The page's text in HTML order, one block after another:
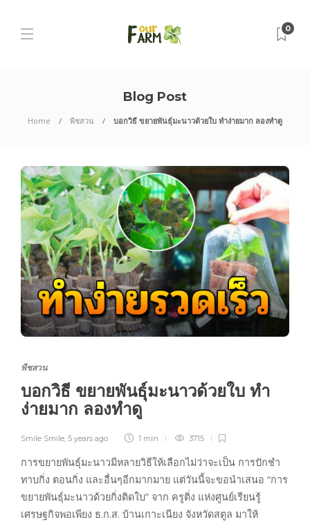
0
Blog Post
Home พืชสวน บอกวิธี ขยายพันธุ์มะนาวด้วยใบ ทำง่ายมาก ลองทำดู
พืชสวน
บอกวิธี ขยายพันธุ์มะนาวด้วยใบ ทำ
ง่ายมาก ลองทำดู
Smile Smile 5 years ago 1 min 3715
การขยายพันธุ์มะนาวมีหลายวิธีให้เลือกไม่ว่าจะเป็น การปักชำ
ทาบกิ่ง ตอนกิ่ง และอื่นๆอีกมากมาย แต่วันนี้จะขอนำเสนอ “การ
ขยายพันธุ์มะนาวด้วยกิ่งติดใบ” จาก ครูติ่ง แห่งศูนย์เรียนรู้
เศรษฐกิจพอเพียง ธ.ก.ส. บ้านเกาะเนียง จังหวัดสตูล มาให้